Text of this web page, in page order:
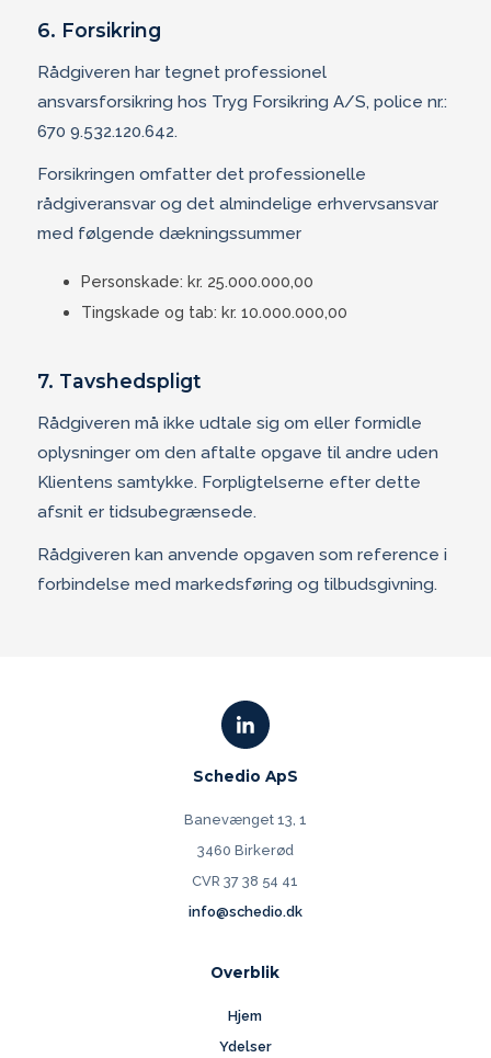
6. Forsikring
Rådgiveren har tegnet professionel
ansvarsforsikring hos Tryg Forsikring A/S, police nr.:
670 9.532.120.642.
Forsikringen omfatter det professionelle
rådgiveransvar og det almindelige erhvervsansvar
med følgende dækningssummer
Personskade: kr. 25.000.000,00
Tingskade og tab: kr. 10.000.000,00
7. Tavshedspligt
Rådgiveren må ikke udtale sig om eller formidle
oplysninger om den aftalte opgave til andre uden
Klientens samtykke. Forpligtelserne efter dette
afsnit er tidsubegrænsede.
Rådgiveren kan anvende opgaven som reference i
forbindelse med markedsføring og tilbudsgivning.
Schedio ApS
Banevænget 13, 1
3460 Birkerød
CVR 37 38 54 41
info@schedio.dk
Overblik
Hjem
Ydelser